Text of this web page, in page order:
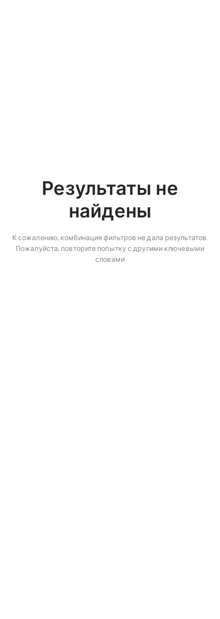
Результаты не
найдены
К сожалению, комбинация фильтров не дала результатов.
Пожалуйста, повторите попытку с другими ключевыми
словами